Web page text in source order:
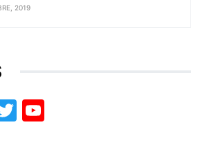
2019
Twitter